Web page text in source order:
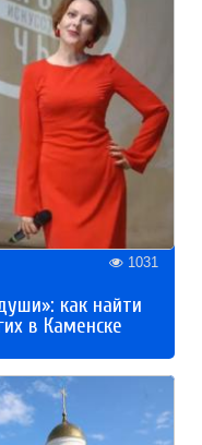
1031
как найти
в Каменске